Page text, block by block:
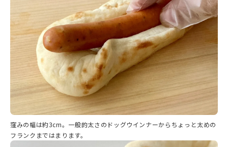
窪みの幅は約3cm。一般的太さのドッグウインナーからちょっと太めの
フランクまではまります。